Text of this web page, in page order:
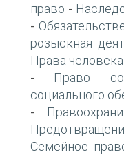
право -
-
розыскная
Права человека
- Право
социального
-
Семейное